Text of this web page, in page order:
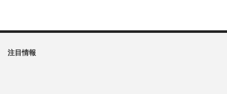
注目情報